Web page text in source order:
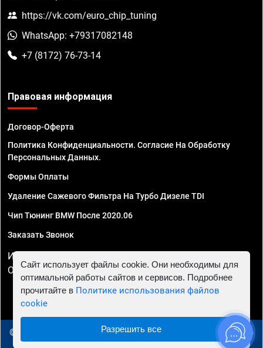
https://vk.com/euro_chip_tuning
WhatsApp: +79317082148
+7 (8172) 76-73-14
Правовая информация
Договор-Оферта
Политика Конфиденциальности. Согласие На Обработку
Персональных Данных.
Формы Оплаты
Удаление Сажевого Фильтра На Турбо Дизеле TDI
Чип Тюнинг BMW После 2020.06
Заказать Звонок
ИП Смирнов Георгий Павлович. ИНН 781302555843,
ОГРНИП 324470400032610
© 2010 - 2026 Чип тюнинг в Вологде - Автосервис "Евро
Сайт использует файлы cookie. Они необходимы для
оптимальной работы сайтов и сервисов. Подробнее
прочитайте в Политике использования файлов
cookie
Разрешить все